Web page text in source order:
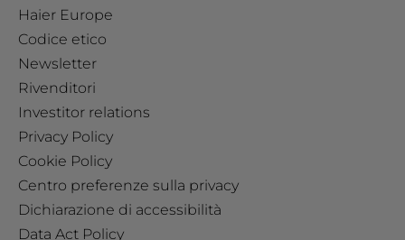
Haier Europe
Codice etico
Newsletter
Rivenditori
Investitor relations
Privacy Policy
Cookie Policy
Centro preferenze sulla privacy
Dichiarazione di accessibilità
Data Act Policy